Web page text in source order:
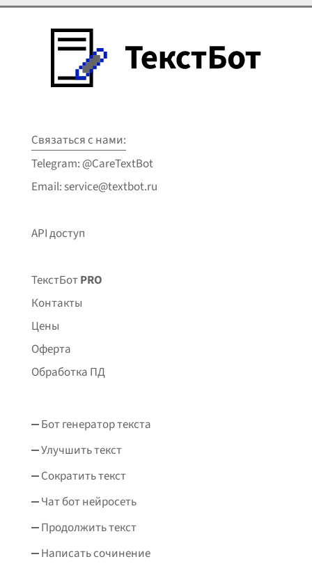
Связаться с нами:
Telegram: @CareTextBot
Email: service@textbot.ru
API доступ
ТекстБотPRO
Контакты
Цены
Оферта
Обработка ПД
Бот генератор текста
Улучшить текст
Сократить текст
Чат бот нейросеть
Продолжить текст
Написать сочинение